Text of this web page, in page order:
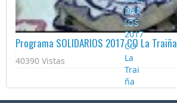
Programa SOLIDARIOS 2017 CO La Traiña
40390 Vistas